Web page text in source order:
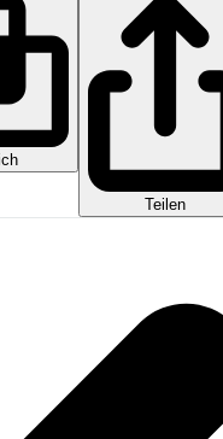
Teilen